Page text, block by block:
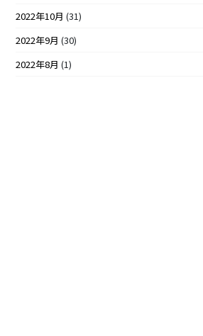
2022年10月 (31)
2022年9月 (30)
2022年8月 (1)